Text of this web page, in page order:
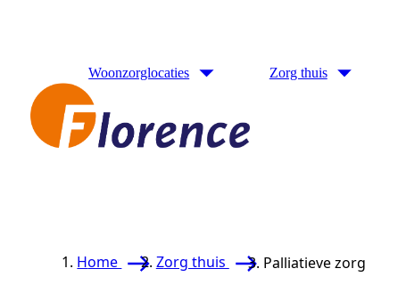
Woonzorglocaties Zorg thuis
Home Zorg thuis Palliatieve zorg